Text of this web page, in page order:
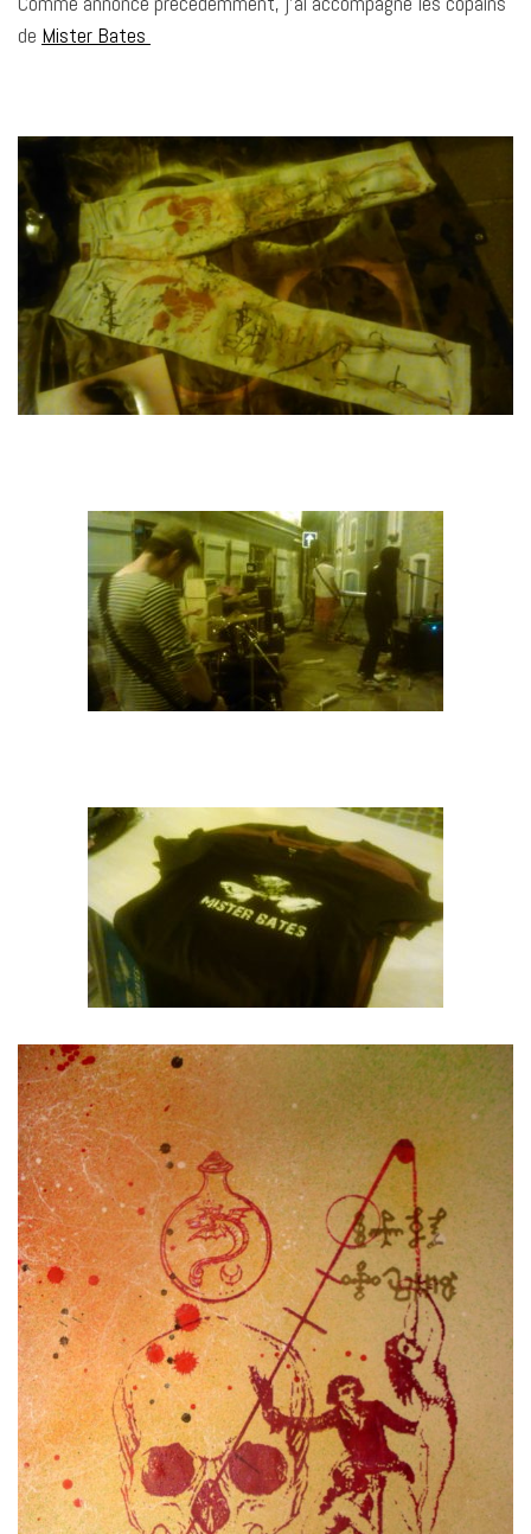
de Mister Bates